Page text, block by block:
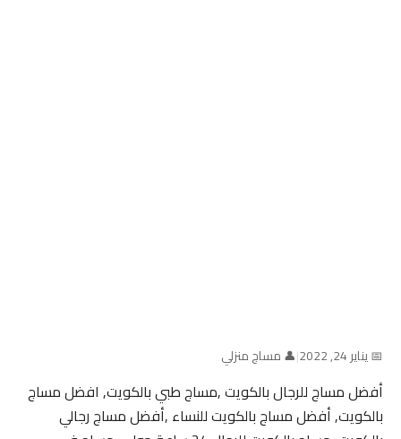
📅 يناير 24, 2022 |👤 مساج منزلي
أفضل مساج للرجال بالكويت ,مساج طبي بالكويت, افضل مساج
بالكويت, أفضل مساج بالكويت للنساء ,أفضل مساج رجالي